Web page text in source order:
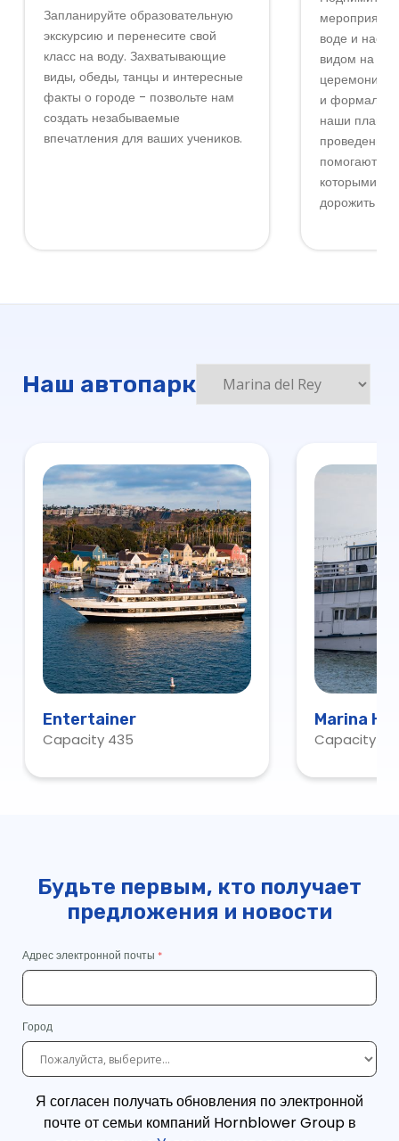
Запланируйте образовательную
экскурсию и перенесите свой
класс на воду. Захватывающие
виды, обеды, танцы и интересные
факты о городе - позвольте нам
создать незабываемые
впечатления для ваших учеников.
воде и
видом на
церемоний
и
наши
проведения
помогают
которыми
дорожить
Наш автопарк
Entertainer
Capacity 435
Marina
Capacity
Будьте первым, кто получает
предложения и новости
Адрес электронной почты
Город
Я согласен получать обновления по электронной
почте от семьи компаний Hornblower Group в